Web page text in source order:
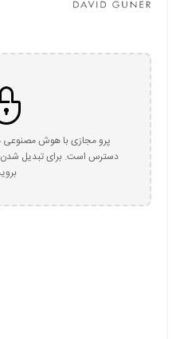
پرو مجازی با هوش مصنوعی
دسترس است. برای تبدیل شدن